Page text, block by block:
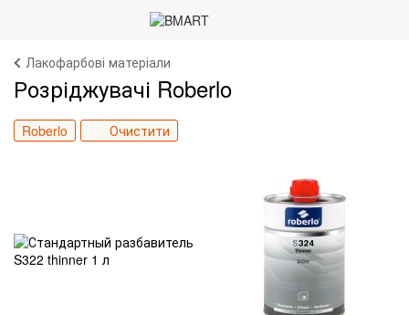
Лакофарбові матеріали
Розріджувачі Roberlo
Roberlo Очистити